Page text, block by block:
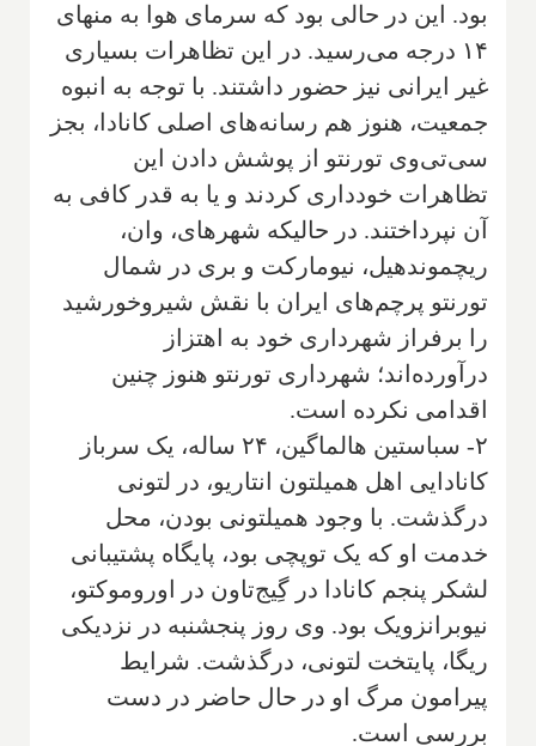
بود. این در حالی بود که سرمای هوا به منهای
۱۴ درجه می‌رسید. در این تظاهرات بسیاری
غیر ایرانی نیز حضور داشتند. با توجه به انبوه
جمعیت، هنوز هم رسانه‌های اصلی کانادا، بجز
سی‌تی‌وی تورنتو از پوشش دادن این
تظاهرات خودداری کردند و یا به قدر کافی به
آن نپرداختند. در حالیکه شهرهای، وان،
ریچموندهیل، نیومارکت و بری در شمال
تورنتو پرچم‌های ایران با نقش شیروخورشید
را برفراز شهرداری خود به اهتزاز
درآورده‌اند؛ شهرداری تورنتو هنوز چنین
اقدامی نکرده است.
۲- سباستین هالماگین، ۲۴ ساله، یک سرباز
کانادایی اهل همیلتون انتاریو، در لتونی
درگذشت. با وجود همیلتونی بودن، محل
خدمت او که یک توپچی بود، پایگاه پشتیبانی
لشکر پنجم کانادا در گِیج‌تاون در اوروموکتو،
نیوبرانزویک بود. وی روز پنجشنبه در نزدیکی
ریگا، پایتخت لتونی، درگذشت. شرایط
پیرامون مرگ او در حال حاضر در دست
بررسی است.